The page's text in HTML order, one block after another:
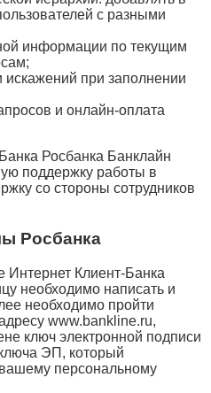
с разными
информации по текущим
при заполнении
и онлайн-оплата
Росбанка Банклайн
поддержку работы в
со стороны сотрудников
Росбанка
Интернет Клиент-Банка
необходимо написать и
необходимо пройти
www.bankline.ru,
ключ электронной подписи
ЭП, который
персональному